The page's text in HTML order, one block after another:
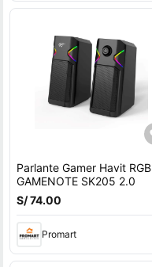
Parlante Gamer Havit RGB
GAMENOTE SK205 2.0
S/ 74.00
Promart